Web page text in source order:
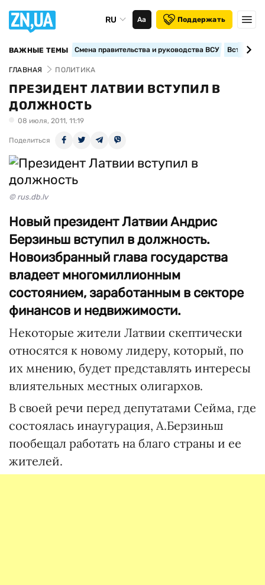
RU Аа Поддержать
ВАЖНЫЕ ТЕМЫ Смена правительства и руководства ВСУ
ГЛАВНАЯ ПОЛИТИКА
ПРЕЗИДЕНТ ЛАТВИИ ВСТУПИЛ В
ДОЛЖНОСТЬ
08 июля, 2011, 11:19
Поделиться
© rus.db.lv
Новый президент Латвии Андрис
Берзиньш вступил в должность.
Новоизбранный глава государства
владеет многомиллионным
состоянием, заработанным в секторе
финансов и недвижимости.
Некоторые жители Латвии скептически
относятся к новому лидеру, который, по
их мнению, будет представлять интересы
влиятельных местных олигархов.
В своей речи перед депутатами Сейма, где
состоялась инаугурация, А.Берзиньш
пообещал работать на благо страны и ее
жителей.